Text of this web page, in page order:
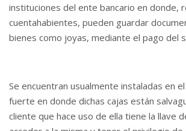
instituciones del ente bancario en donde,
cuentahabientes, pueden guardar
bienes como joyas, mediante el pago del
Se encuentran usualmente instaladas en
fuerte en donde dichas cajas están
cliente que hace uso de ella tiene la llave